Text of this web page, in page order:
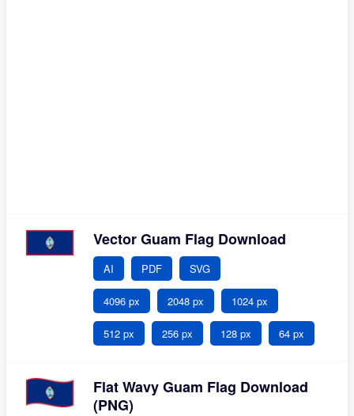
Vector Guam Flag Download
AI PDF SVG
4096 px 2048 px 1024 px
512 px 256 px 128 px 64 px
Flat Wavy Guam Flag Download
(PNG)